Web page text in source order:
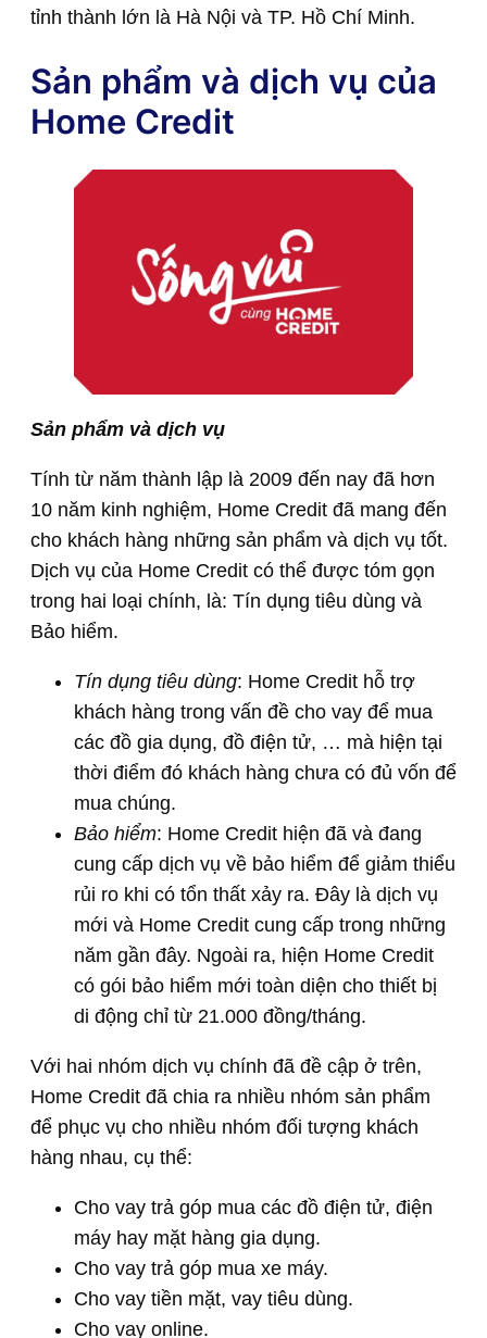
tỉnh thành lớn là Hà Nội và TP. Hồ Chí Minh.
Sản phẩm và dịch vụ của
Home Credit
Sản phẩm và dịch vụ
Tính từ năm thành lập là 2009 đến nay đã hơn
10 năm kinh nghiệm, Home Credit đã mang đến
cho khách hàng những sản phẩm và dịch vụ tốt.
Dịch vụ của Home Credit có thể được tóm gọn
trong hai loại chính, là: Tín dụng tiêu dùng và
Bảo hiểm.
Tín dụng tiêu dùng: Home Credit hỗ trợ
khách hàng trong vấn đề cho vay để mua
các đồ gia dụng, đồ điện tử, … mà hiện tại
thời điểm đó khách hàng chưa có đủ vốn để
mua chúng.
Bảo hiểm: Home Credit hiện đã và đang
cung cấp dịch vụ về bảo hiểm để giảm thiểu
rủi ro khi có tổn thất xảy ra. Đây là dịch vụ
mới và Home Credit cung cấp trong những
năm gần đây. Ngoài ra, hiện Home Credit
có gói bảo hiểm mới toàn diện cho thiết bị
di động chỉ từ 21.000 đồng/tháng.
Với hai nhóm dịch vụ chính đã đề cập ở trên,
Home Credit đã chia ra nhiều nhóm sản phẩm
để phục vụ cho nhiều nhóm đối tượng khách
hàng nhau, cụ thể:
Cho vay trả góp mua các đồ điện tử, điện
máy hay mặt hàng gia dụng.
Cho vay trả góp mua xe máy.
Cho vay tiền mặt, vay tiêu dùng.
Cho vay online.